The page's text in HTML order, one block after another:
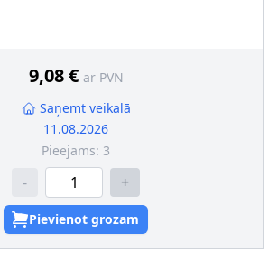
9,08 € ar PVN
Saņemt veikalā
11.08.2026
Pieejams: 3
- +
Pievienot grozam